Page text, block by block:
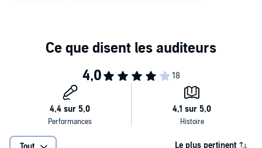
Le plus pertinent